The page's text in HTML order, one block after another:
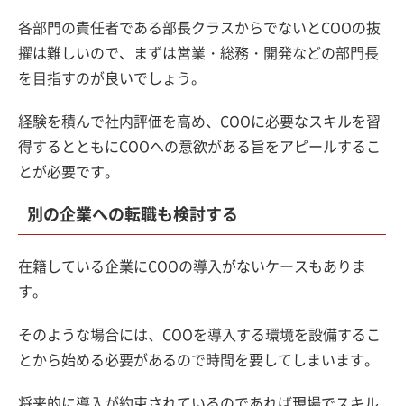
各部門の責任者である部長クラスからでないとCOOの抜
擢は難しいので、まずは営業・総務・開発などの部門長
を目指すのが良いでしょう。
経験を積んで社内評価を高め、COOに必要なスキルを習
得するとともにCOOへの意欲がある旨をアピールするこ
とが必要です。
別の企業への転職も検討する
在籍している企業にCOOの導入がないケースもありま
す。
そのような場合には、COOを導入する環境を設備するこ
とから始める必要があるので時間を要してしまいます。